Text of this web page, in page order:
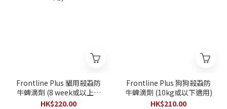
Frontline Plus 貓用殺蝨防
牛蜱滴劑 (8 week或以上適
用)
HK$220.00
Frontline Plus 狗狗殺蝨防
牛蜱滴劑 (10kg或以下適用)
HK$210.00